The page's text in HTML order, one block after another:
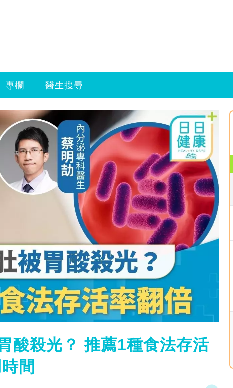
專欄 醫生搜尋
酸殺光？ 推薦1種食法存活
間